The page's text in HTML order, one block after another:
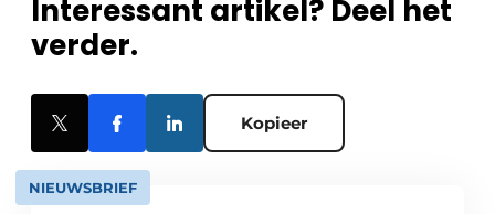
Interessant artikel? Deel het
verder.
Kopieer
NIEUWSBRIEF